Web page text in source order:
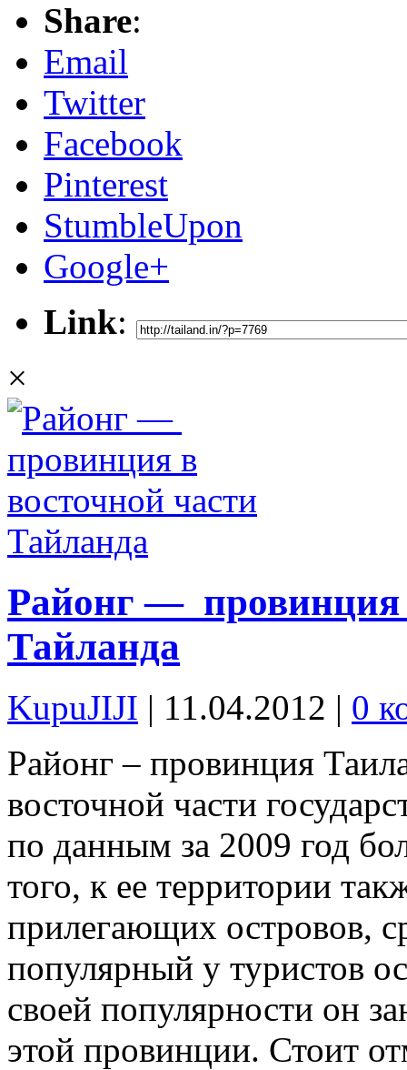
Share:
Email
Twitter
Facebook
Pinterest
StumbleUpon
Google+
Link:
×
Районг — провинция
Тайланда
KupuJIJI | 11.04.2012 | 0
Районг – провинция
восточной части
по данным за 2009 год
того, к ее территории
прилегающих островов,
популярный у туристов
своей популярности он
этой провинции. Стоит